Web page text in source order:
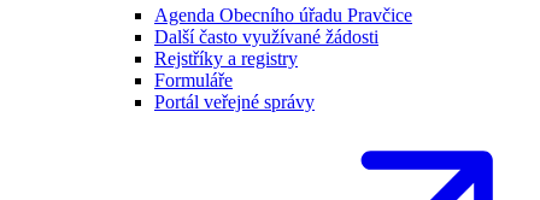
Agenda Obecního úřadu Pravčice
Další často využívané žádosti
Rejstříky a registry
Formuláře
Portál veřejné správy